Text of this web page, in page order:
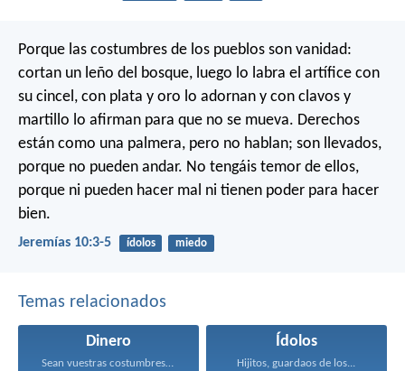
Porque las costumbres de los pueblos son vanidad:
cortan un leño del bosque, luego lo labra el artífice con
su cincel, con plata y oro lo adornan y con clavos y
martillo lo afirman para que no se mueva. Derechos
están como una palmera, pero no hablan; son llevados,
porque no pueden andar. No tengáis temor de ellos,
porque ni pueden hacer mal ni tienen poder para hacer
bien.
Jeremías 10:3-5 ídolos miedo
Temas relacionados
Dinero
Sean vuestras costumbres sin...
Ídolos
Hijitos, guardaos de los...